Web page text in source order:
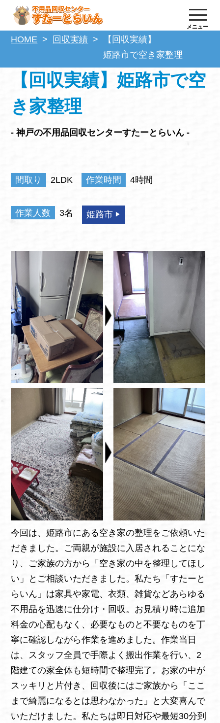
メニュー
HOME 回収実績
【回収実績】
姫路市で空き家整理
【回収実績】姫路市で空
き家整理
- 神戸の不用品回収センターすたーとらいん -
間取り 2LDK 作業時間 4時間
作業人数 3名 姫路市
今回は、姫路市にある空き家の整理をご依頼いた
だきました。ご両親が施設に入居されることにな
り、ご家族の方から「空き家の中を整理してほし
い」とご相談いただきました。私たち「すたーと
らいん」は家具や家電、衣類、雑貨などあらゆる
不用品を迅速に仕分け・回収。お見積り時に追加
料金の心配もなく、必要なものと不要なものを丁
寧に確認しながら作業を進めました。作業当日
は、スタッフ全員で手際よく搬出作業を行い、2
階建ての家全体も短時間で整理完了。お家の中が
スッキリと片付き、回収後にはご家族から「ここ
まで綺麗になるとは思わなかった」と大変喜んで
いただけました。私たちは即日対応や最短30分到